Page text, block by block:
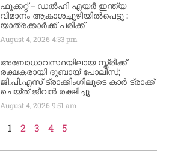
ഫൂക്കറ്റ് – ഡൽഹി എയര്‍ ഇന്ത്യ
വിമാനം ആകാശച്ചുഴിയില്‍പെട്ടു :
യാത്രക്കാര്‍ക്ക് പരിക്ക്
August 4, 20264:33 pm
അബോധാവസ്ഥയിലായ സ്ത്രീക്ക്
രക്ഷകരായി ദുബായ് പോലീസ്;
ജി.പി.എസ് ട്രാക്കിംഗിലൂടെ കാർ ട്രാക്ക്
ചെയ്ത് ജീവൻ രക്ഷിച്ചു
August 4, 20269:51 am
1 2 3 4 5